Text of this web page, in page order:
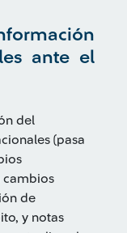
ante el
del
(pasa
cambios
de
y notas